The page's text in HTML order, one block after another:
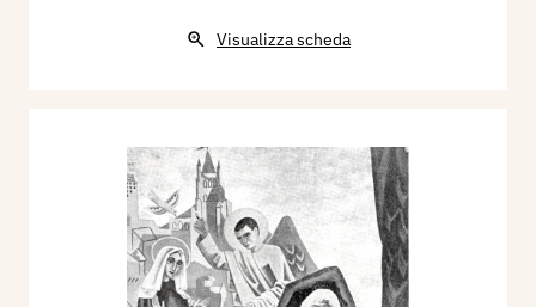
Visualizza scheda